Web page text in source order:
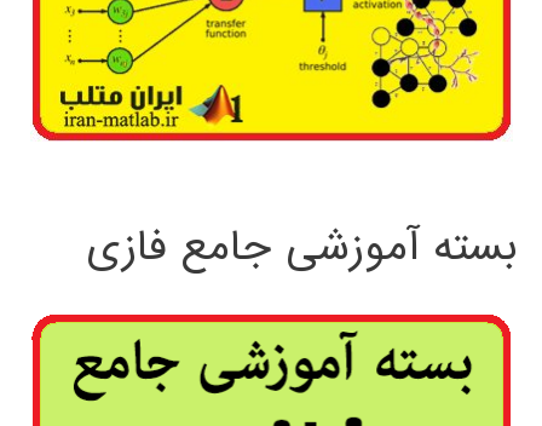
بسته آموزشی جامع فازی